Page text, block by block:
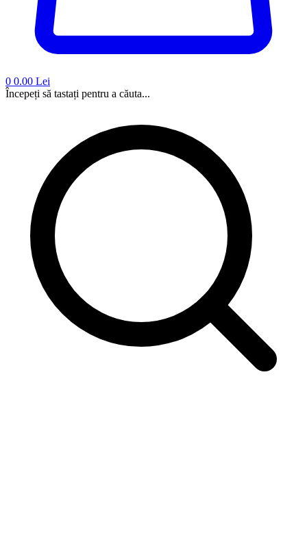
0 0.00 Lei
Începeți să tastați pentru a căuta...